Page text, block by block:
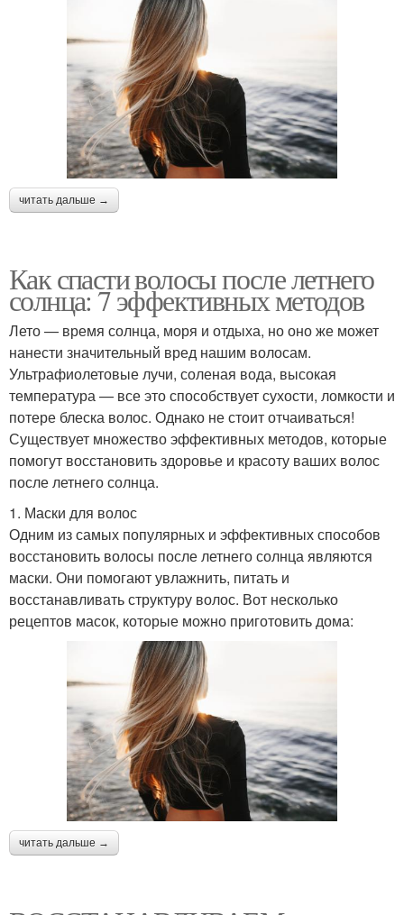
читать дальше →
Как спасти волосы после летнего
солнца: 7 эффективных методов
Лето — время солнца, моря и отдыха, но оно же может
нанести значительный вред нашим волосам.
Ультрафиолетовые лучи, соленая вода, высокая
температура — все это способствует сухости, ломкости и
потере блеска волос. Однако не стоит отчаиваться!
Существует множество эффективных методов, которые
помогут восстановить здоровье и красоту ваших волос
после летнего солнца.
1. Маски для волос
Одним из самых популярных и эффективных способов
восстановить волосы после летнего солнца являются
маски. Они помогают увлажнить, питать и
восстанавливать структуру волос. Вот несколько
рецептов масок, которые можно приготовить дома:
читать дальше →